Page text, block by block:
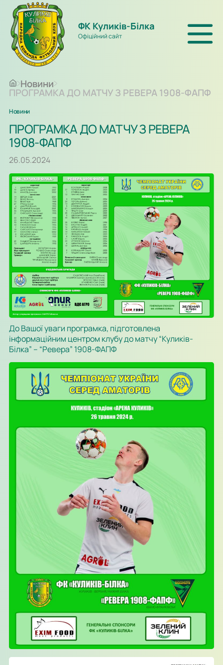
ФК Куликів-Білка
Офіційний сайт
Новини
ПРОГРАМКА ДО МАТЧУ З РЕВЕРА 1908-ФАПФ
Новини
ПРОГРАМКА ДО МАТЧУ З РЕВЕРА
1908-ФАПФ
26.05.2024
До Вашої уваги програмка, підготовлена
інформаційним центром клубу до матчу “Куликів-
Білка” – “Ревера” 1908-ФАПФ